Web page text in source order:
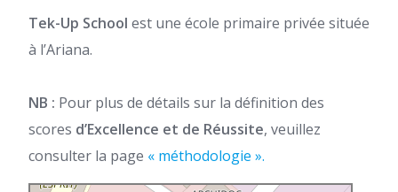
Tek-Up School est une école primaire privée située
à l’Ariana.
NB : Pour plus de détails sur la définition des
scores d’Excellence et de Réussite, veuillez
consulter la page « méthodologie ».